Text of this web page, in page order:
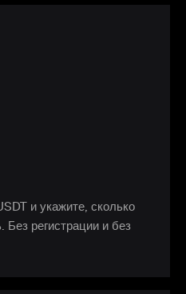
и укажите, сколько
Без регистрации и без